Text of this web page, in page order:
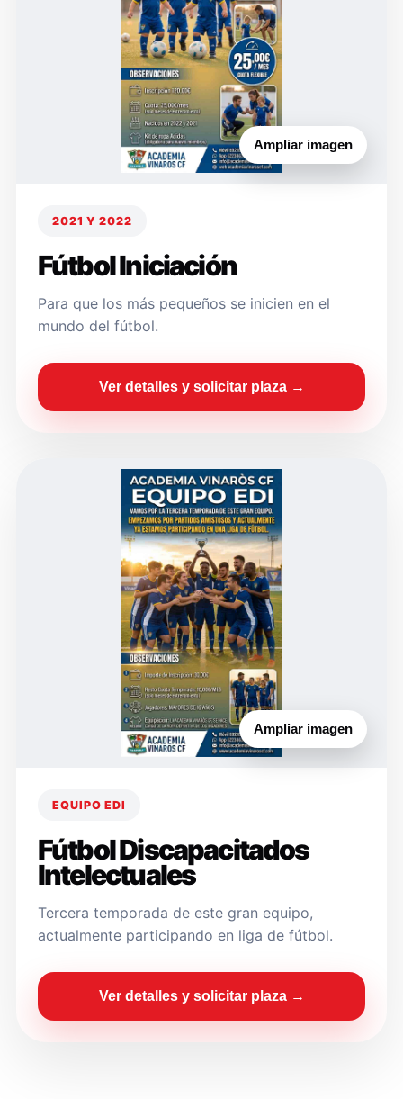
Ampliar imagen
2021 Y 2022
Fútbol Iniciación
Para que los más pequeños se inicien en el
mundo del fútbol.
Ver detalles y solicitar plaza →
Ampliar imagen
EQUIPO EDI
Fútbol Discapacitados
Intelectuales
Tercera temporada de este gran equipo,
actualmente participando en liga de fútbol.
Ver detalles y solicitar plaza →